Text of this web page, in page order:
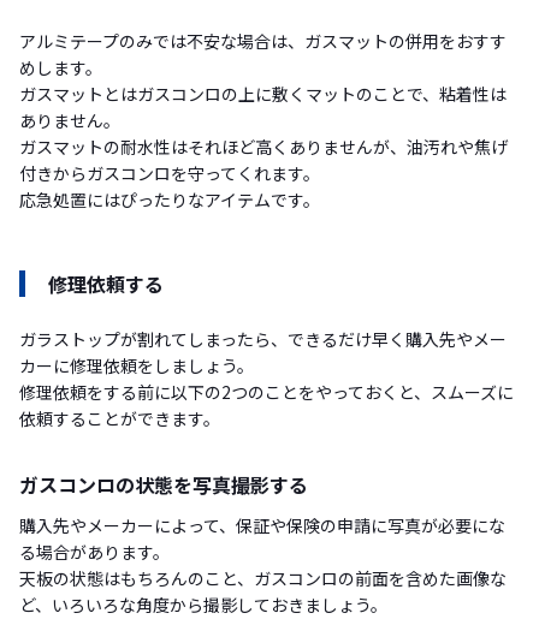
アルミテープのみでは不安な場合は、ガスマットの併用をおすす
めします。
ガスマットとはガスコンロの上に敷くマットのことで、粘着性は
ありません。
ガスマットの耐水性はそれほど高くありませんが、油汚れや焦げ
付きからガスコンロを守ってくれます。
応急処置にはぴったりなアイテムです。
修理依頼する
ガラストップが割れてしまったら、できるだけ早く購入先やメー
カーに修理依頼をしましょう。
修理依頼をする前に以下の2つのことをやっておくと、スムーズに
依頼することができます。
ガスコンロの状態を写真撮影する
購入先やメーカーによって、保証や保険の申請に写真が必要にな
る場合があります。
天板の状態はもちろんのこと、ガスコンロの前面を含めた画像な
ど、いろいろな角度から撮影しておきましょう。